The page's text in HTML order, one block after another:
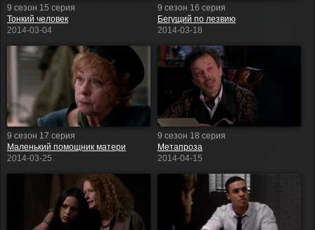
9 сезон 15 серия
Тонкий человек
2014-03-04
9 сезон 16 серия
Бегущий по лезвию
2014-03-18
9 сезон 17 серия
Маленький помощник матери
2014-03-25
9 сезон 18 серия
Метапроза
2014-04-15